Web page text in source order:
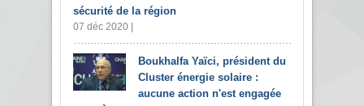
sécurité de la région
07 déc 2020 |
Boukhalfa Yaïci, président du
Cluster énergie solaire :
aucune action n'est engagée